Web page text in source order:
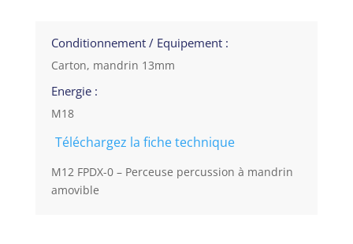
Conditionnement / Equipement :
Carton, mandrin 13mm
Energie :
M18
Téléchargez la fiche technique
M12 FPDX-0 – Perceuse percussion à mandrin
amovible